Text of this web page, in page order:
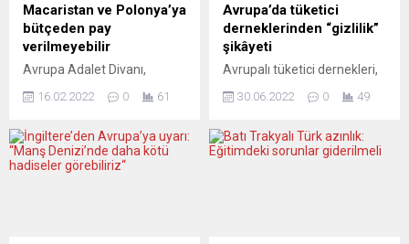
Macaristan ve Polonya’ya
bütçeden pay
verilmeyebilir
Avrupa Adalet Divanı,
tarafından Avrupa Birliği
koşulluluk mekanizmasına
karşı açılan davaları
16.02.2022 0 61
Avrupa’da tüketici
derneklerinden “gizlilik”
şikâyeti
Avrupalı tüketici dernekleri,
Google’ı hesap kayıt
verileri kullanması nedeniyle
veri koruma otoritelerine
30.06.2022 0 49